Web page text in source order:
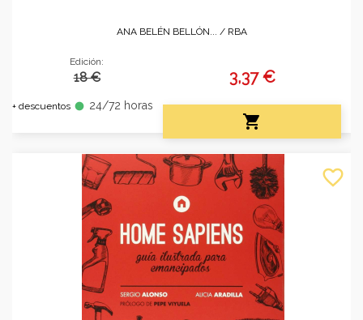
ANA BELÉN BELLÓN... / RBA
Edición:
18 €
+ descuentos fiber_manual_record 24/72 horas
3,37 €

favorite_border